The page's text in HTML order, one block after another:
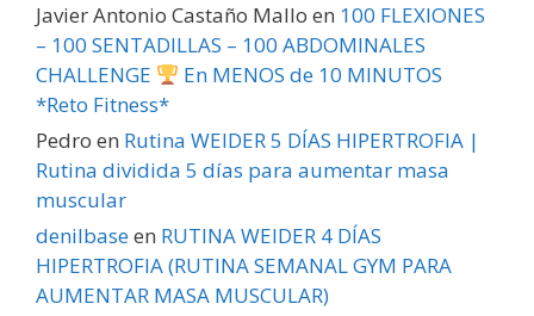
Javier Antonio Castaño Mallo en 100 FLEXIONES
– 100 SENTADILLAS – 100 ABDOMINALES
CHALLENGE
En MENOS de 10 MINUTOS
*Reto Fitness*
Pedro en Rutina WEIDER 5 DÍAS HIPERTROFIA |
Rutina dividida 5 días para aumentar masa
muscular
denilbaseen RUTINA WEIDER 4 DÍAS
HIPERTROFIA (RUTINA SEMANAL GYM PARA
AUMENTAR MASA MUSCULAR)